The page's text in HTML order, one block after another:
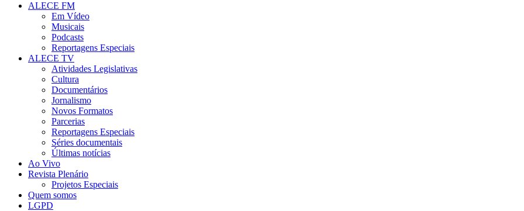
ALECE FM
Em Vídeo
Musicais
Podcasts
Reportagens Especiais
ALECE TV
Atividades Legislativas
Cultura
Documentários
Jornalismo
Novos Formatos
Parcerias
Reportagens Especiais
Séries documentais
Últimas notícias
Ao Vivo
Revista Plenário
Projetos Especiais
Quem somos
LGPD